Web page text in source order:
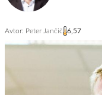
Avtor: Peter Jančič 6,57